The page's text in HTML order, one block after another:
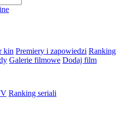
kin Premiery i zapowiedzi Ranking
Galerie filmowe Dodaj film
Ranking seriali